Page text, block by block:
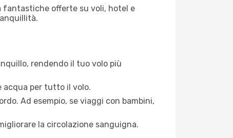
fantastiche offerte su voli, hotel e
rendendo il tuo volo più
acqua per tutto il volo.
Ad esempio, se viaggi con bambini,
la circolazione sanguigna.